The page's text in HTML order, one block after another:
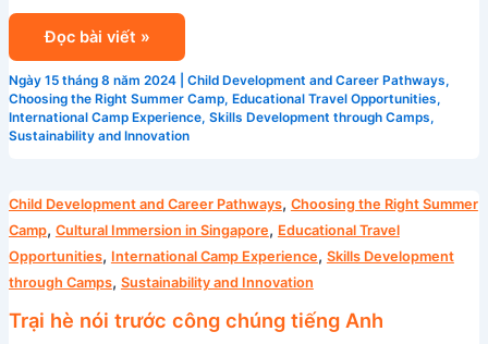
Đọc bài viết »
Ngày 15 tháng 8 năm 2024 Child Development and Career Pathways,
Choosing the Right Summer Camp, Educational Travel Opportunities,
International Camp Experience, Skills Development through Camps,
Sustainability and Innovation
Child Development and Career Pathways, Choosing the Right Summer
Camp, Cultural Immersion in Singapore, Educational Travel
Opportunities, International Camp Experience, Skills Development
through Camps, Sustainability and Innovation
Trại hè nói trước công chúng tiếng Anh
Trại
hè
nói
trước
công
chúng